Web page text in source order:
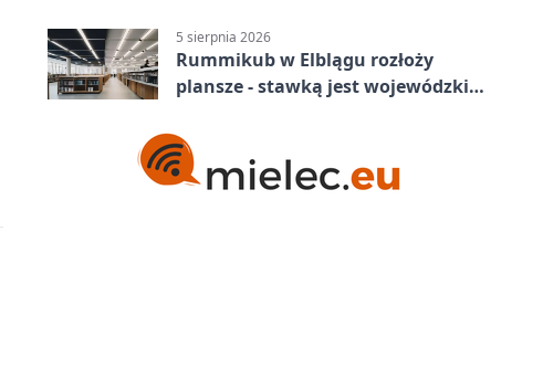
5 sierpnia 2026
Rummikub w Elblągu rozłoży
plansze - stawką jest wojewódzki